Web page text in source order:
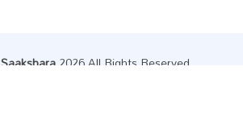
Saakshara.2026 All Rights Reserved